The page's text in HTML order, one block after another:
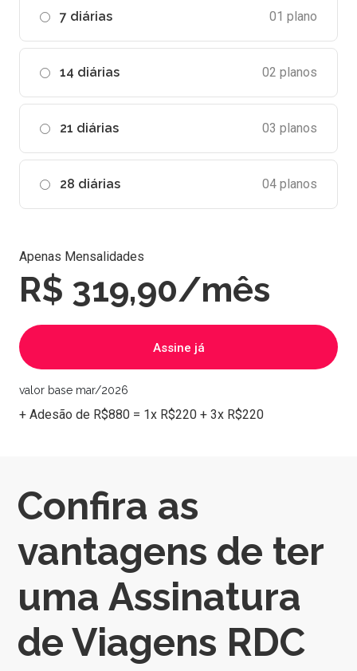
7 diárias 01 plano
14 diárias 02 planos
21 diárias 03 planos
28 diárias 04 planos
Apenas Mensalidades
R$ 319,90/mês
Assine já
valor base mar/2026
+ Adesão de R$880 = 1x R$220 + 3x R$220
Confira as
vantagens de ter
uma Assinatura
de Viagens RDC